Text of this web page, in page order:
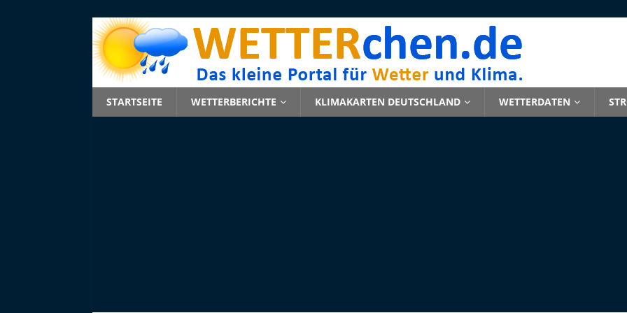
STARTSEITE WETTERBERICHTE KLIMAKARTEN DEUTSCHLAND WETTERDATEN